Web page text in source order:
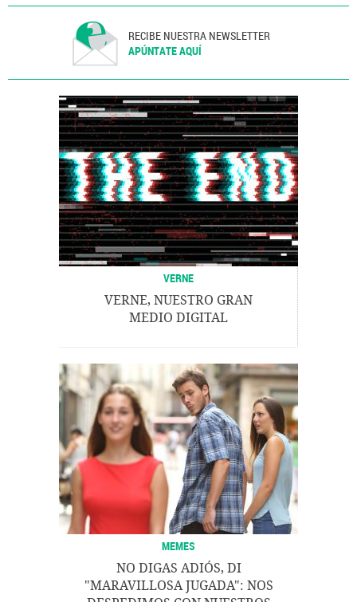
RECIBE NUESTRA NEWSLETTER
APÚNTATE AQUÍ
VERNE
VERNE, NUESTRO GRAN
MEDIO DIGITAL
MEMES
NO DIGAS ADIÓS, DI
"MARAVILLOSA JUGADA": NOS